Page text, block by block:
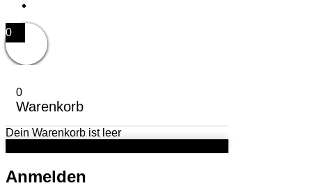
0
0
Warenkorb
Dein Warenkorb ist leer
Anmelden